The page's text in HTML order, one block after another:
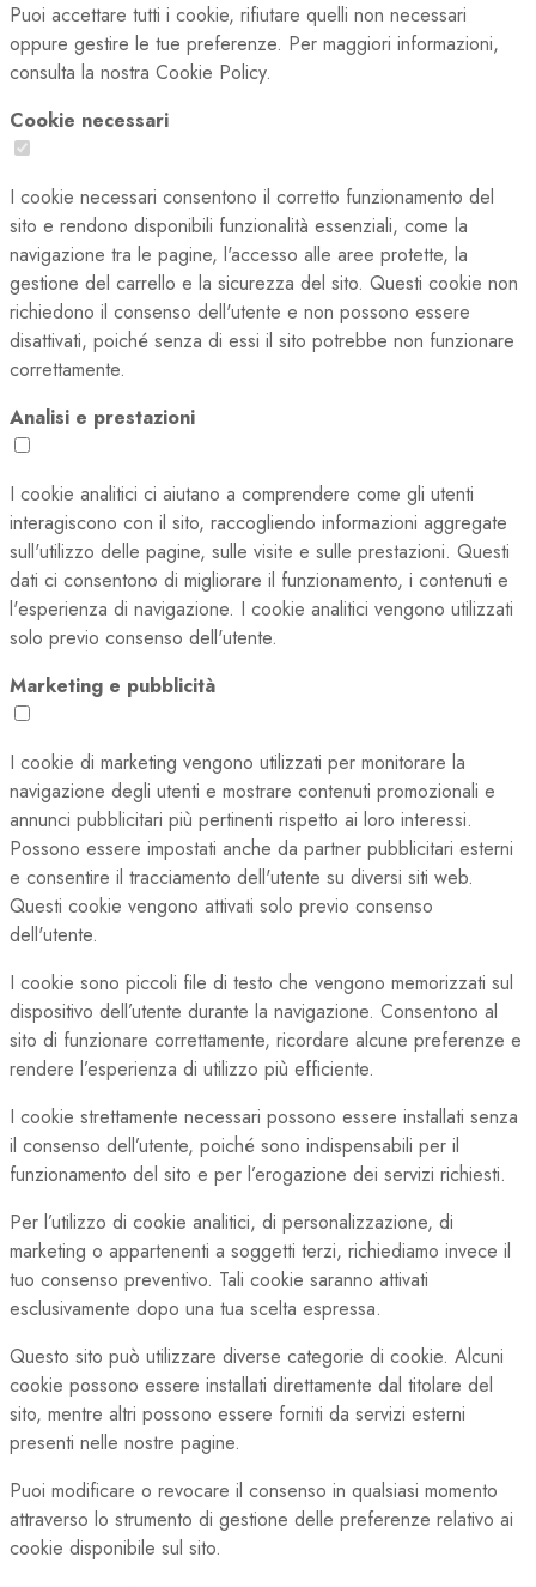
Puoi accettare tutti i cookie, rifiutare quelli non necessari
oppure gestire le tue preferenze. Per maggiori informazioni,
consulta la nostra Cookie Policy.
Cookie necessari
I cookie necessari consentono il corretto funzionamento del
sito e rendono disponibili funzionalità essenziali, come la
navigazione tra le pagine, l'accesso alle aree protette, la
gestione del carrello e la sicurezza del sito. Questi cookie non
richiedono il consenso dell'utente e non possono essere
disattivati, poiché senza di essi il sito potrebbe non funzionare
correttamente.
Analisi e prestazioni
I cookie analitici ci aiutano a comprendere come gli utenti
interagiscono con il sito, raccogliendo informazioni aggregate
sull'utilizzo delle pagine, sulle visite e sulle prestazioni. Questi
dati ci consentono di migliorare il funzionamento, i contenuti e
l'esperienza di navigazione. I cookie analitici vengono utilizzati
solo previo consenso dell'utente.
Marketing e pubblicità
I cookie di marketing vengono utilizzati per monitorare la
navigazione degli utenti e mostrare contenuti promozionali e
annunci pubblicitari più pertinenti rispetto ai loro interessi.
Possono essere impostati anche da partner pubblicitari esterni
e consentire il tracciamento dell'utente su diversi siti web.
Questi cookie vengono attivati solo previo consenso
dell'utente.
I cookie sono piccoli file di testo che vengono memorizzati sul
dispositivo dell’utente durante la navigazione. Consentono al
sito di funzionare correttamente, ricordare alcune preferenze e
rendere l’esperienza di utilizzo più efficiente.
I cookie strettamente necessari possono essere installati senza
il consenso dell’utente, poiché sono indispensabili per il
funzionamento del sito e per l’erogazione dei servizi richiesti.
Per l’utilizzo di cookie analitici, di personalizzazione, di
marketing o appartenenti a soggetti terzi, richiediamo invece il
tuo consenso preventivo. Tali cookie saranno attivati
esclusivamente dopo una tua scelta espressa.
Questo sito può utilizzare diverse categorie di cookie. Alcuni
cookie possono essere installati direttamente dal titolare del
sito, mentre altri possono essere forniti da servizi esterni
presenti nelle nostre pagine.
Puoi modificare o revocare il consenso in qualsiasi momento
attraverso lo strumento di gestione delle preferenze relativo ai
cookie disponibile sul sito.